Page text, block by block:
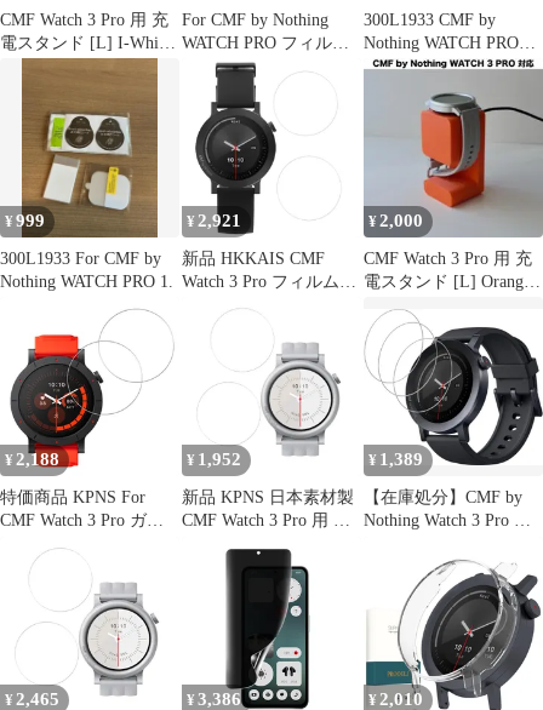
CMF Watch 3 Pro 用 充
電スタンド [L] I-White
For CMF by Nothing
WATCH PRO フィルム
【4枚セット】
300L1933 CMF by
Nothing WATCH PRO
1.96インチ スマートウ
ォッチ保護フィルム 3
¥999
300L1933 For CMF by
Nothing WATCH PRO 1.
¥ 2,921
新品 HKKAIS CMF
Watch 3 Pro フィルム
【2枚セット】日本製硝
子採用 CMF Watch 3
Pro 用 ガラスフィルム
強化 ガラス 液晶 保護
フィルム
¥2,000
CMF Watch 3 Pro 用 充
電スタンド [L] Orange
¥ 2,188
特価商品 KPNS For
CMF Watch 3 Pro ガラ
スフィルム 液晶保護フ
ィルム 国産旭硝子素材
製 9H 表面硬度 強化ガ
ラス 耐傷性 画面保護フ
ィルム 2枚セット
¥ 1,952
新品 KPNS 日本素材製
CMF Watch 3 Pro 用 高
強化ガラス カバー 簡単
貼り付け 保護フィルム
【2枚セット】
¥ 1,389
【在庫処分】CMF by
Nothing Watch 3 Pro フ
【ZENGZOUZ】CMF
by Nothing Watch 【3セ
ット】For 3 Pro 保護フ
ィルム 硬度9H 取付簡
単 自動吸着 指紋防止
擦り傷防止 撥水撥油
¥ 2,465 ¥ 3,386 ¥ 2,010